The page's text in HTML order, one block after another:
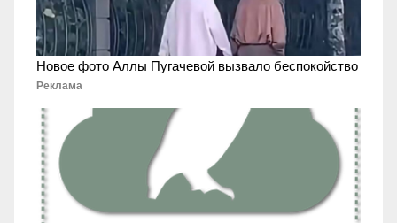
Новое фото Аллы Пугачевой вызвало беспокойство
Реклама